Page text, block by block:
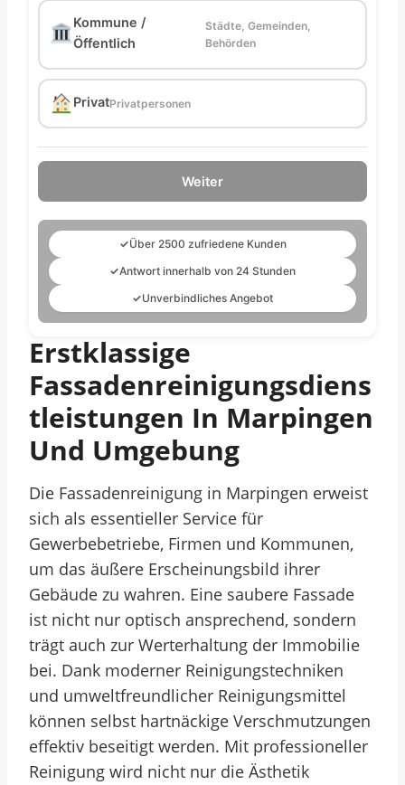
Kommune /
Öffentlich
Städte, Gemeinden,
Behörden
PrivatPrivatpersonen
Weiter
✓Über 2500 zufriedene Kunden
✓Antwort innerhalb von 24 Stunden
✓Unverbindliches Angebot
Erstklassige
Fassadenreinigungsdiens
Tleistungen In Marpingen
Und Umgebung
Die Fassadenreinigung in Marpingen erweist
sich als essentieller Service für
Gewerbebetriebe, Firmen und Kommunen,
um das äußere Erscheinungsbild ihrer
Gebäude zu wahren. Eine saubere Fassade
ist nicht nur optisch ansprechend, sondern
trägt auch zur Werterhaltung der Immobilie
bei. Dank moderner Reinigungstechniken
und umweltfreundlicher Reinigungsmittel
können selbst hartnäckige Verschmutzungen
effektiv beseitigt werden. Mit professioneller
Reinigung wird nicht nur die Ästhetik